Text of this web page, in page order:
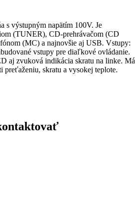
s výstupným napätím 100V. Je
(TUNER), CD-prehrávačom (CD
(MC) a najnovšie aj USB. Vstupy:
vstupy pre diaľkové ovládanie.
aj zvuková indikácia skratu na linke. Má
preťaženiu, skratu a vysokej teplote.